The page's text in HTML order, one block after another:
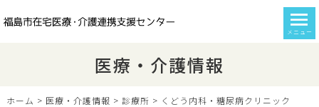
メニュー
医療・介護情報
ホーム > 医療・介護情報 > 診療所 > くどう内科・糖尿病クリニック